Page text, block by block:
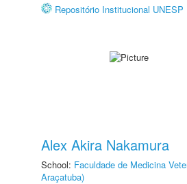
Repositório Institucional UNESP
Alex Akira Nakamura
School: Faculdade de Medicina
Araçatuba)